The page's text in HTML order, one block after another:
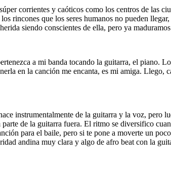
corrientes y caóticos como los centros de las
rincones que los seres humanos no pueden
siendo conscientes de ella, pero ya
a mi banda tocando la guitarra, el piano.
en la canción me encanta, es mi amiga.
instrumentalmente de la guitarra y la voz, pero
de la guitarra fuera. El ritmo se diversifico
para el baile, pero si te pone a moverte un
andina muy clara y algo de afro beat con la